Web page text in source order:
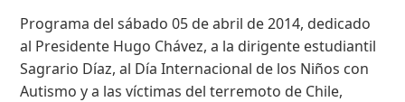
Programa del sábado 05 de abril de 2014, dedicado
al Presidente Hugo Chávez, a la dirigente estudiantil
Sagrario Díaz, al Día Internacional de los Niños con
Autismo y a las víctimas del terremoto de Chile,